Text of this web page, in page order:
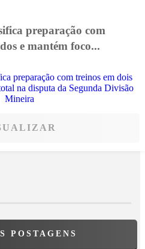
preparação com
e mantém foco...
POSTAGENS